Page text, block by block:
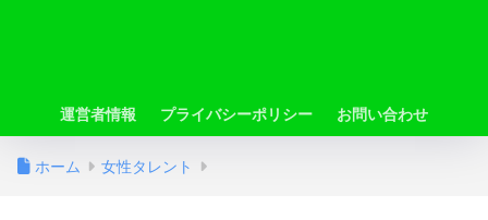
運営者情報 プライバシーポリシー お問い合わせ
ホーム 女性タレント